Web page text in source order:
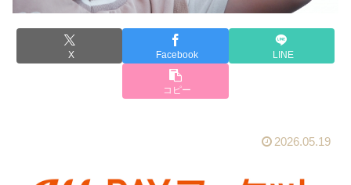
X Facebook LINE
コピー
2026.05.19